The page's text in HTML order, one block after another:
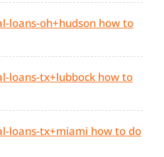
loans-oh+hudson how to
loans-tx+lubbock how to
loans-tx+miami how to do